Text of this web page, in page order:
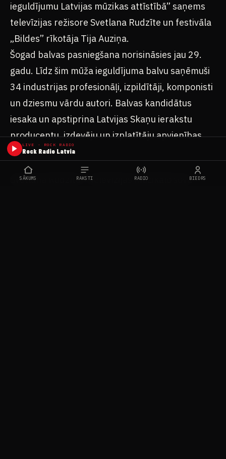
ieguldījumu Latvijas mūzikas attīstībā” saņems
televīzijas režisore Svetlana Rudzīte un festivāla
„Bildes” rīkotāja Tija Auziņa.
Šogad balvas pasniegšana norisināsies jau 29.
gadu. Līdz šim mūža ieguldījuma balvu saņēmuši
34 industrijas profesionāļi, izpildītāji, komponisti
un dziesmu vārdu autori. Balvas kandidātus
iesaka un apstiprina Latvijas Skaņu ierakstu
producentu, izdevēju un izplatītāju apvienības
(LaMPA) biedri.
Svetlana Rudzīte – televīzijas muzikālo šovu
LIVE · ROCK RADIO
Rock Radio Latvia
SĀKUMS RAKSTI RADIO BIEDRS